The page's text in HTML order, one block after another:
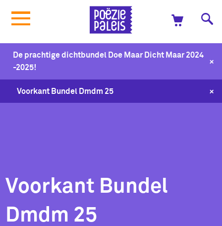
De prachtige dichtbundel Doe Maar Dicht Maar 2024
-2025!
+
Voorkant Bundel Dmdm 25 +
Voorkant Bundel
Dmdm 25